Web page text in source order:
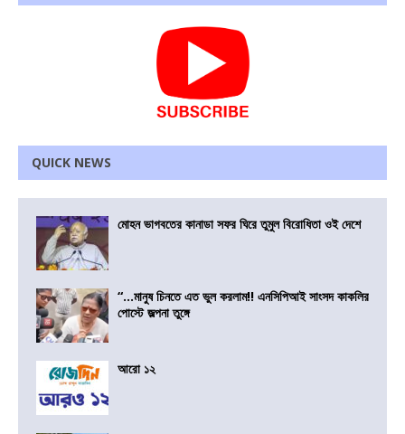
QUICK NEWS
মোহন ভাগবতের কানাডা সফর ঘিরে তুমুল বিরোধিতা ওই দেশে
“…মানুষ চিনতে এত ভুল করলাম!! এনসিপিআই সাংসদ কাকলির
পোস্টে জল্পনা তুঙ্গে
আরো ১২